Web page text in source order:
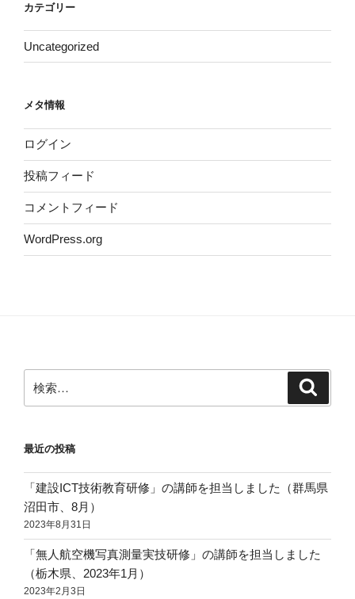
カテゴリー
Uncategorized
メタ情報
ログイン
投稿フィード
コメントフィード
WordPress.org
索:
最近の投稿
「建設ICT技術教育研修」の講師を担当しました（群馬県
沼田市、8月）
2023年8月31日
「無人航空機写真測量実技研修」の講師を担当しました
（栃木県、2023年1月）
2023年2月3日